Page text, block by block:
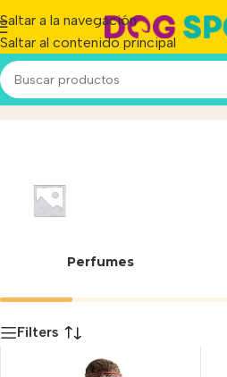
Saltar a la navegación
Saltar al contenido principal
556049Inicio/Producto
Perfumes
Filters